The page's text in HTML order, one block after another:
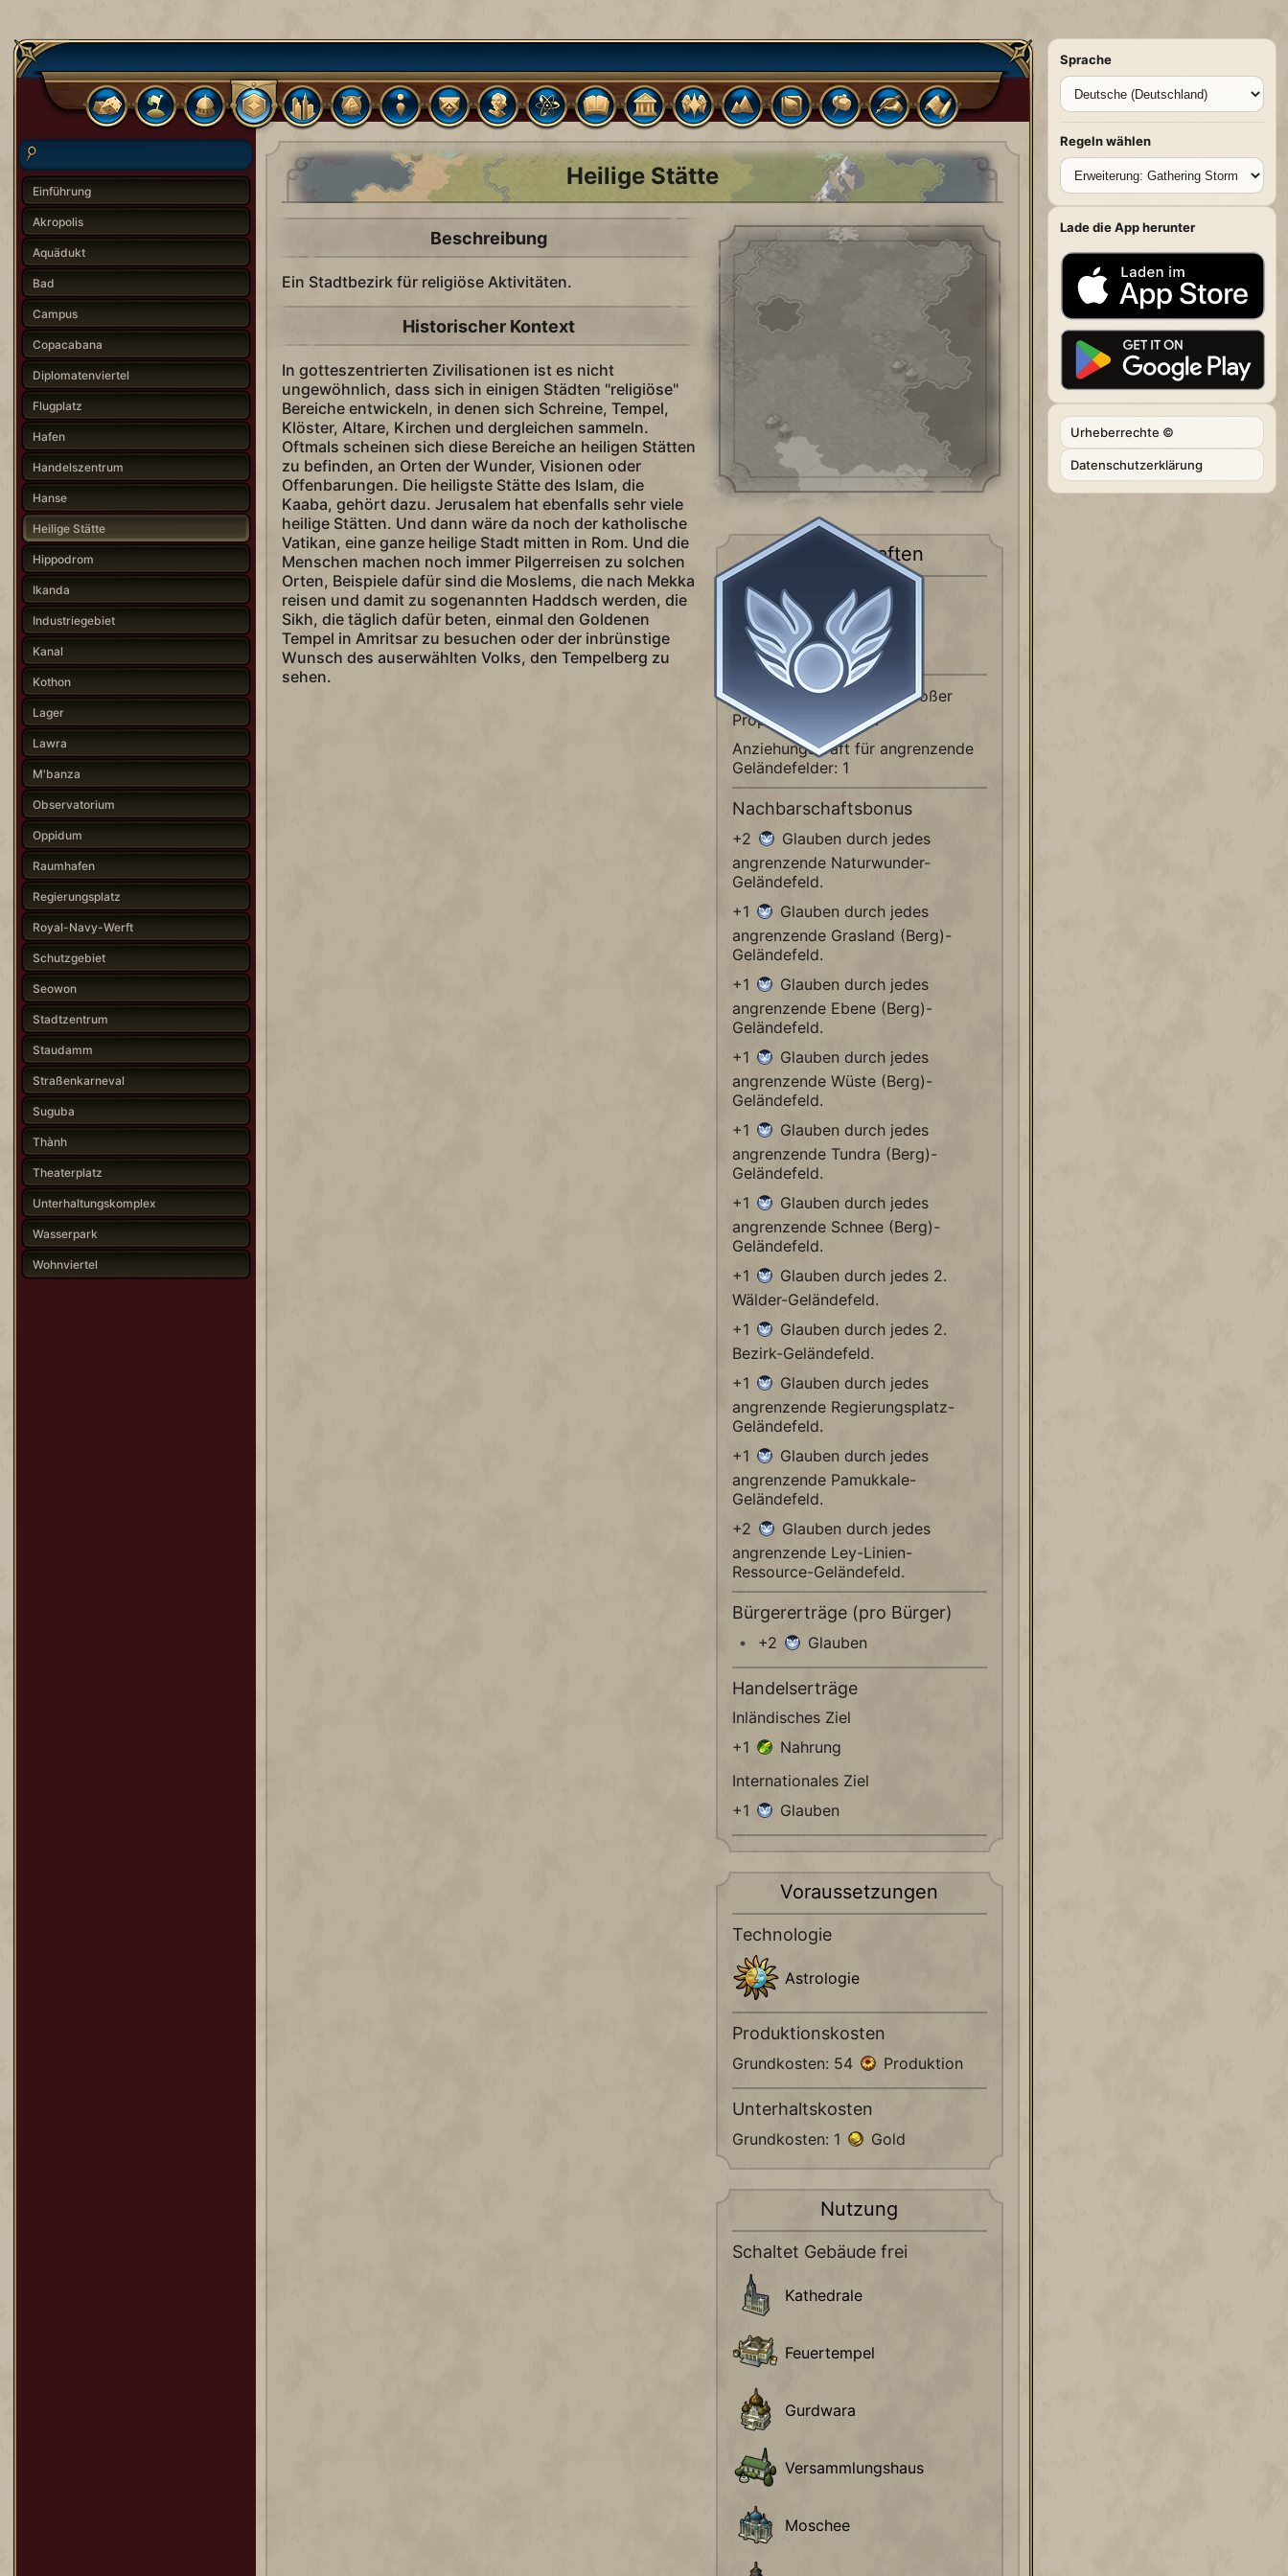
Einführung
Akropolis
Aquädukt
Bad
Campus
Copacabana
Diplomatenviertel
Flugplatz
Hafen
Handelszentrum
Hanse
Heilige Stätte
Hippodrom
Ikanda
Industriegebiet
Kanal
Kothon
Lager
Lawra
M'banza
Observatorium
Oppidum
Raumhafen
Regierungsplatz
Royal-Navy-Werft
Schutzgebiet
Seowon
Stadtzentrum
Staudamm
Straßenkarneval
Suguba
Thành
Theaterplatz
Unterhaltungskomplex
Wasserpark
Wohnviertel
Heilige Stätte
Beschreibung
Ein Stadtbezirk für religiöse Aktivitäten.
Historischer Kontext
In gotteszentrierten Zivilisationen ist es nicht
ungewöhnlich, dass sich in einigen Städten "religiöse"
Bereiche entwickeln, in denen sich Schreine, Tempel,
Klöster, Altare, Kirchen und dergleichen sammeln.
Oftmals scheinen sich diese Bereiche an heiligen Stätten
zu befinden, an Orten der Wunder, Visionen oder
Offenbarungen. Die heiligste Stätte des Islam, die
Kaaba, gehört dazu. Jerusalem hat ebenfalls sehr viele
heilige Stätten. Und dann wäre da noch der katholische
Vatikan, eine ganze heilige Stadt mitten in Rom. Und die
Menschen machen noch immer Pilgerreisen zu solchen
Orten, Beispiele dafür sind die Moslems, die nach Mekka
reisen und damit zu sogenannten Haddsch werden, die
Sikh, die täglich dafür beten, einmal den Goldenen
Tempel in Amritsar zu besuchen oder der inbrünstige
Wunsch des auserwählten Volks, den Tempelberg zu
sehen.
Eigenschaften
Ersetzt durch
Lawra
+1
Punkt des Typs "Großer
Prophet" pro Runde.
Anziehungskraft für angrenzende
Geländefelder: 1
Nachbarschaftsbonus
+2
Glauben durch jedes
angrenzende Naturwunder-
Geländefeld.
+1
Glauben durch jedes
angrenzende Grasland (Berg)-
Geländefeld.
+1
Glauben durch jedes
angrenzende Ebene (Berg)-
Geländefeld.
+1
Glauben durch jedes
angrenzende Wüste (Berg)-
Geländefeld.
+1
Glauben durch jedes
angrenzende Tundra (Berg)-
Geländefeld.
+1
Glauben durch jedes
angrenzende Schnee (Berg)-
Geländefeld.
+1
Glauben durch jedes 2.
Wälder-Geländefeld.
+1
Glauben durch jedes 2.
Bezirk-Geländefeld.
+1
Glauben durch jedes
angrenzende Regierungsplatz-
Geländefeld.
+1
Glauben durch jedes
angrenzende Pamukkale-
Geländefeld.
+2
Glauben durch jedes
angrenzende Ley-Linien-
Ressource-Geländefeld.
Bürgererträge (pro Bürger)
+2 Glauben
Handelserträge
Inländisches Ziel
+1
Nahrung
Internationales Ziel
+1
Glauben
Voraussetzungen
Technologie
Astrologie
Produktionskosten
Grundkosten: 54 Produktion
Unterhaltskosten
Grundkosten: 1 Gold
Nutzung
Schaltet Gebäude frei
Kathedrale
Feuertempel
Gurdwara
Versammlungshaus
Moschee
Sprache
Regeln wählen
Lade die App herunter
Urheberrechte ©
Datenschutzerklärung